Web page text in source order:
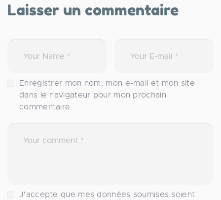
Laisser un commentaire
Enregistrer mon nom, mon e-mail et mon site
dans le navigateur pour mon prochain
commentaire.
J'accepte que mes données soumises soient